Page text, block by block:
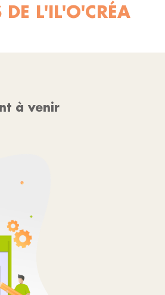
DE L'IL'O'CRÉA
à venir